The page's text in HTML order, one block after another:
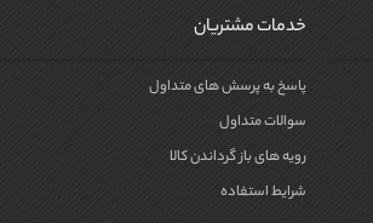
خدمات مشتریان
پاسخ به پرسش های متداول
سوالات متداول
رویه های باز گرداندن کالا
شرایط استفاده